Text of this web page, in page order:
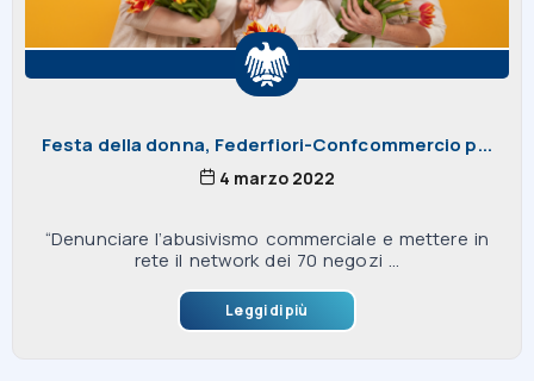
Festa della donna, Federfiori-Confcommercio p...
4 marzo 2022
“Denunciare l’abusivismo commerciale e mettere in
rete il network dei 70 negozi ...
Leggi di più